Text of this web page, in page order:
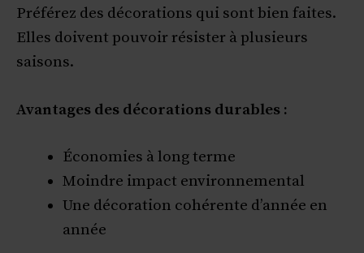
Préférez des décorations qui sont bien faites.
Elles doivent pouvoir résister à plusieurs
saisons.
Avantages des décorations durables :
Économies à long terme
Moindre impact environnemental
Une décoration cohérente d’année en
année